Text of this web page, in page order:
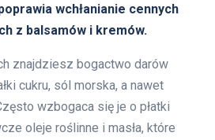
wchłanianie cennych
z balsamów i kremów.
znajdziesz bogactwo darów
cukru, sól morska, a nawet
wzbogaca się je o płatki
oleje roślinne i masła, które